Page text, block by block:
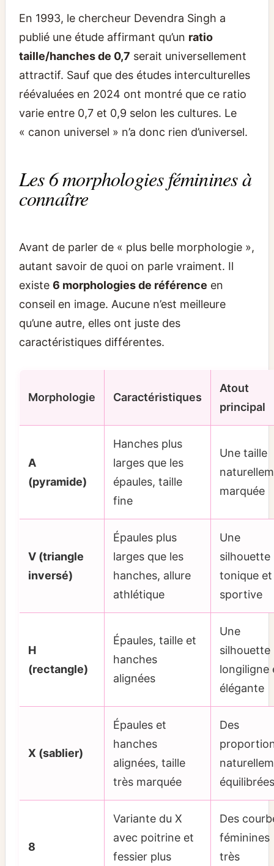
En 1993, le chercheur Devendra Singh a
publié une étude affirmant qu’un ratio
taille/hanches de 0,7 serait universellement
attractif. Sauf que des études interculturelles
réévaluées en 2024 ont montré que ce ratio
varie entre 0,7 et 0,9 selon les cultures. Le
« canon universel » n’a donc rien d’universel.
Les 6 morphologies féminines à
connaître
Avant de parler de « plus belle morphologie »,
autant savoir de quoi on parle vraiment. Il
existe 6 morphologies de référence en
conseil en image. Aucune n’est meilleure
qu’une autre, elles ont juste des
caractéristiques différentes.
Morphologie Caractéristiques
Atout
principal
A
(pyramide)
Hanches plus
larges que les
épaules, taille
fine
Une taille
marquée
V (triangle
inversé)
Épaules plus
larges que les
hanches, allure
athlétique
Une
silhouette
tonique et
sportive
H
(rectangle)
Épaules, taille et
hanches
alignées
Une
silhouette
longiligne
élégante
X (sablier)
Épaules et
hanches
alignées, taille
très marquée
Des
équilibrées
8
Variante du X
avec poitrine et
fessier plus
Des
féminines
très